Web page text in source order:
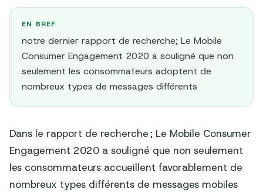
EN BREF
notre dernier rapport de recherche; Le Mobile
Consumer Engagement 2020 a souligné que non
seulement les consommateurs adoptent de
nombreux types de messages différents
Dans le rapport de recherche ; Le Mobile Consumer
Engagement 2020 a souligné que non seulement
les consommateurs accueillent favorablement de
nombreux types différents de messages mobiles